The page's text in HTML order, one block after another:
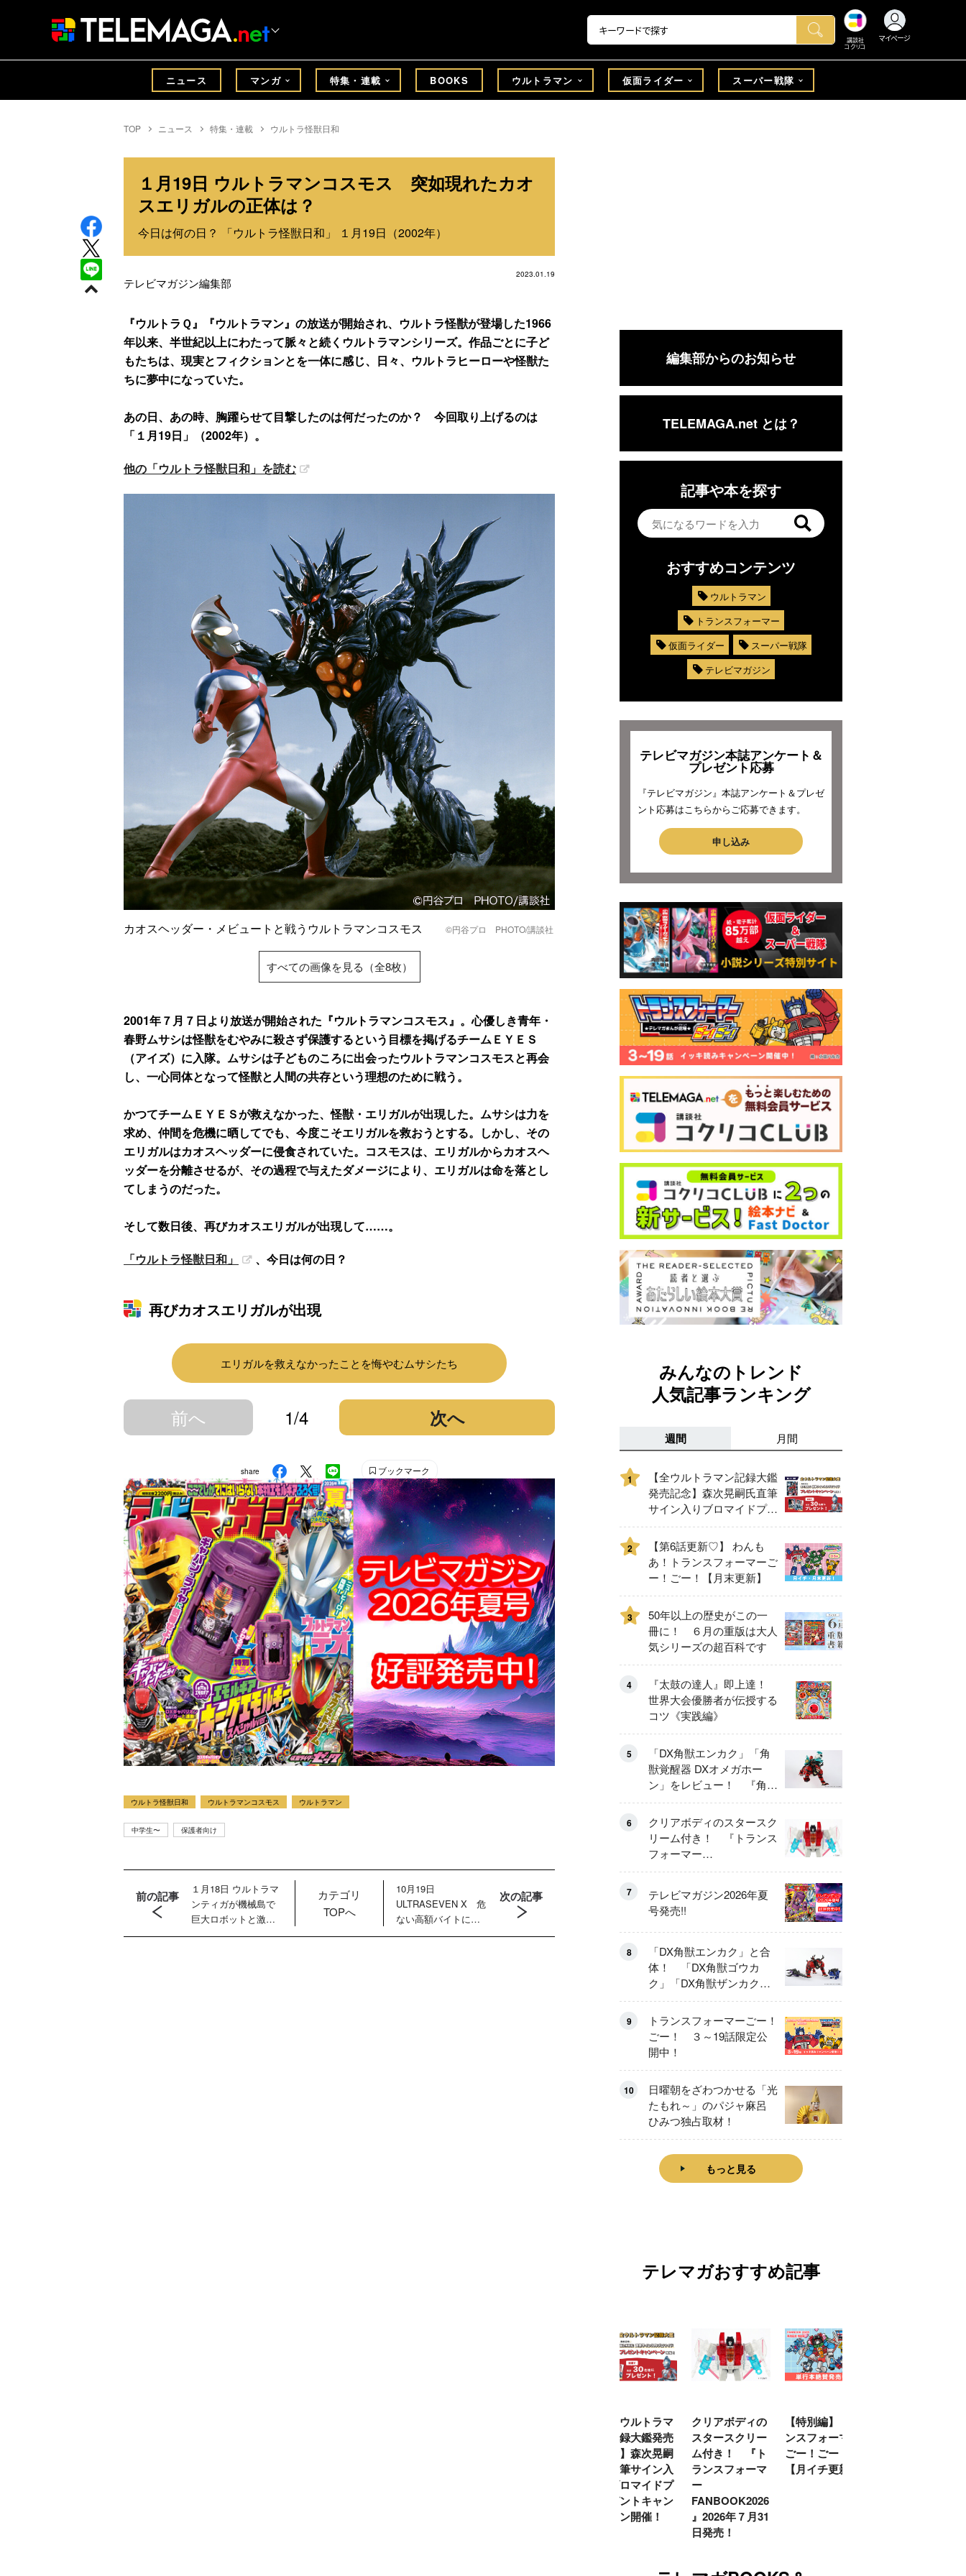
講談社
コクリコ
マイページ
ニュース マンガ 特集・連載 BOOKS ウルトラマン 仮面ライダー スーパー戦隊
TOP ニュース 特集・連載 ウルトラ怪獣日和
１月19日 ウルトラマンコスモス 突如現れたカオ
スエリガルの正体は？
今日は何の日？ 「ウルトラ怪獣日和」 １月19日（2002年）
2023.01.19
テレビマガジン編集部
『ウルトラＱ』『ウルトラマン』の放送が開始され、ウルトラ怪獣が登場した1966
年以来、半世紀以上にわたって脈々と続くウルトラマンシリーズ。作品ごとに子ど
もたちは、現実とフィクションとを一体に感じ、日々、ウルトラヒーローや怪獣た
ちに夢中になっていた。
あの日、あの時、胸躍らせて目撃したのは何だったのか？ 今回取り上げるのは
「１月19日」（2002年）。
他の「ウルトラ怪獣日和」を読む
カオスヘッダー・メビュートと戦うウルトラマンコスモス ©円谷プロ PHOTO/講談社
すべての画像を見る（全8枚）
2001年７月７日より放送が開始された『ウルトラマンコスモス』。心優しき青年・
春野ムサシは怪獣をむやみに殺さず保護するという目標を掲げるチームＥＹＥＳ
（アイズ）に入隊。ムサシは子どものころに出会ったウルトラマンコスモスと再会
し、一心同体となって怪獣と人間の共存という理想のために戦う。
かつてチームＥＹＥＳが救えなかった、怪獣・エリガルが出現した。ムサシは力を
求め、仲間を危機に晒してでも、今度こそエリガルを救おうとする。しかし、その
エリガルはカオスヘッダーに侵食されていた。コスモスは、エリガルからカオスヘ
ッダーを分離させるが、その過程で与えたダメージにより、エリガルは命を落とし
てしまうのだった。
そして数日後、再びカオスエリガルが出現して……。
「ウルトラ怪獣日和」
、今日は何の日？
再びカオスエリガルが出現
エリガルを救えなかったことを悔やむムサシたち
前へ 1/4 次へ
share ブックマーク
ウルトラ怪獣日和 ウルトラマンコスモス ウルトラマン
中学生〜 保護者向け
前の記事
１月18日 ウルトラマ
ンティガが機械島で
巨大ロボットと激
突！
カテゴリ
TOPへ
10月19日
ULTRASEVEN X 危
ない高額バイトに若
者が殺到！ 暗躍す
次の記事
編集部からのお知らせ
TELEMAGA.net とは？
記事や本を探す
おすすめコンテンツ
ウルトラマン
トランスフォーマー
仮面ライダー
スーパー戦隊
テレビマガジン
テレビマガジン本誌アンケート＆
プレゼント応募
『テレビマガジン』本誌アンケート＆プレゼ
ント応募はこちらからご応募できます。
申し込み
みんなのトレンド
人気記事ランキング
週間 月間
1
【全ウルトラマン記録大鑑
発売記念】森次晃嗣氏直筆
サイン入りブロマイドプレ
ゼントキャンペーン開催！
2
【第6話更新♡】 わんも
あ！トランスフォーマーご
ー！ごー！【月末更新】
3
50年以上の歴史がこの一
冊に！ ６月の重版は大人
気シリーズの超百科です
4
『太鼓の達人』即上達！
世界大会優勝者が伝授する
コツ《実践編》
5
「DX角獣エンカク」「角
獣覚醒器 DXオメガホー
ン」をレビュー！ 『角醒
ハンター オメガホーン』
の玩具展開がスタート！
6
クリアボディのスタースク
リーム付き！ 『トランス
フォーマー
FANBOOK2026』2026年
7
テレビマガジン2026年夏
号発売!!
8
「DX角獣エンカク」と合
体！ 「DX角獣ゴウカ
ク」「DX角獣ザンカク」
をレビュー！
9
トランスフォーマーごー！
ごー！ ３～19話限定公
開中！
10
日曜朝をざわつかせる「光
たもれ～」のパジャ麻呂
ひみつ独占取材！
もっと見る
テレマガおすすめ記事
【全ウルトラマ
ン記録大鑑発売
記念】森次晃嗣
氏直筆サイン入
りブロマイドプ
レゼントキャン
ペーン開催！
クリアボディの
スタースクリー
ム付き！ 『ト
ランスフォーマ
ー
FANBOOK2026
』2026年７月31
日発売！
【特別編】トラ
ンスフォーマー
ごー！ごー！
【月イチ更新】